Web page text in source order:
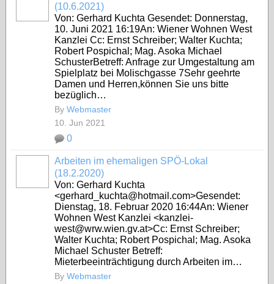
(10.6.2021)
Von: Gerhard Kuchta Gesendet: Donnerstag,
10. Juni 2021 16:19An: Wiener Wohnen West
Kanzlei Cc: Ernst Schreiber; Walter Kuchta;
Robert Pospichal; Mag. Asoka Michael
SchusterBetreff: Anfrage zur Umgestaltung am
Spielplatz bei Molischgasse 7Sehr geehrte
Damen und Herren,können Sie uns bitte
bezüglich…
By Webmaster
10. Jun 2021
0
Arbeiten im ehemaligen SPÖ-Lokal
(18.2.2020)
Von: Gerhard Kuchta
<gerhard_kuchta@hotmail.com>Gesendet:
Dienstag, 18. Februar 2020 16:44An: Wiener
Wohnen West Kanzlei <kanzlei-
west@wrw.wien.gv.at>Cc: Ernst Schreiber;
Walter Kuchta; Robert Pospichal; Mag. Asoka
Michael Schuster Betreff:
Mieterbeeinträchtigung durch Arbeiten im…
By Webmaster